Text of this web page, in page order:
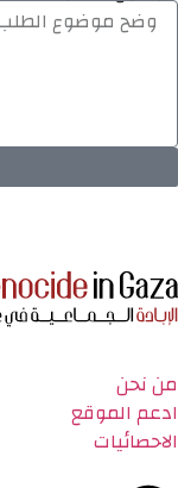
من نحن
ادعم الموقع
الاحصائيات